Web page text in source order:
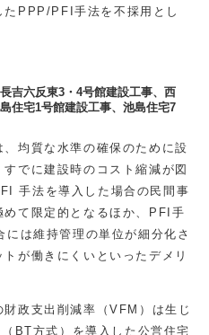
たPPP/PFI手法を不採用とし
吉六反東3・4号館建設工事、西
住宅1号館建設工事、池島住宅7
均質な水準の確保のために設
でに建設時のコスト縮減が図
手法を導入した場合の民間事
て限定的となるほか、PFI手
は維持管理の単位が細分化さ
が働きにくいといったデメリ
政支出削減率（VFM）は生じ
BT方式）を導入した公営住宅